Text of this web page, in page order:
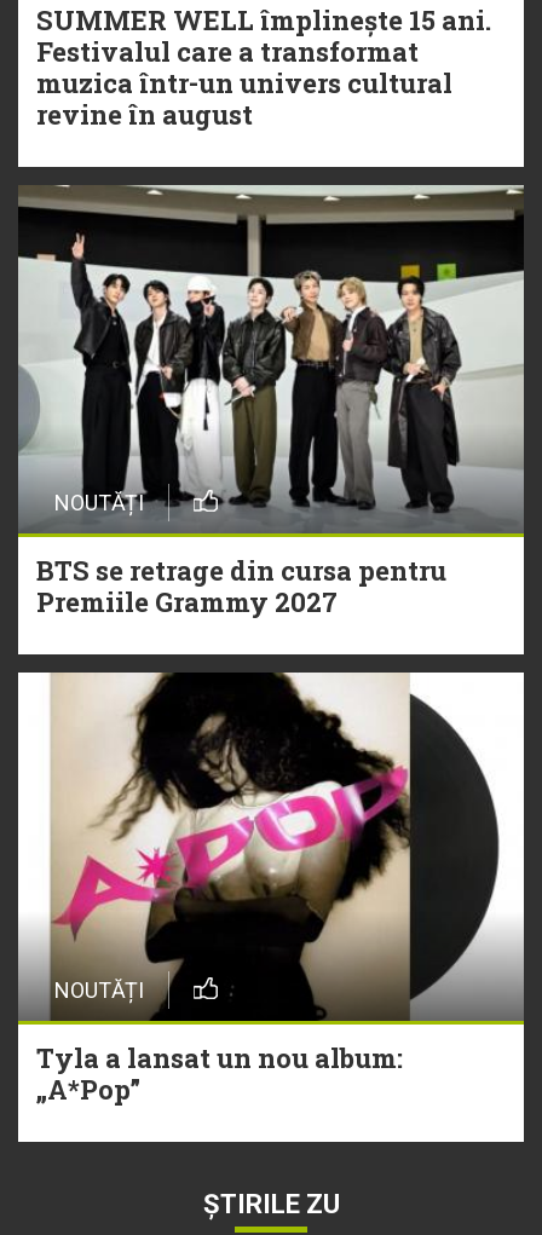
SUMMER WELL împlinește 15 ani.
Festivalul care a transformat
muzica într-un univers cultural
revine în august
NOUTĂȚI
BTS se retrage din cursa pentru
Premiile Grammy 2027
NOUTĂȚI
Tyla a lansat un nou album:
„A*Pop”
ȘTIRILE ZU